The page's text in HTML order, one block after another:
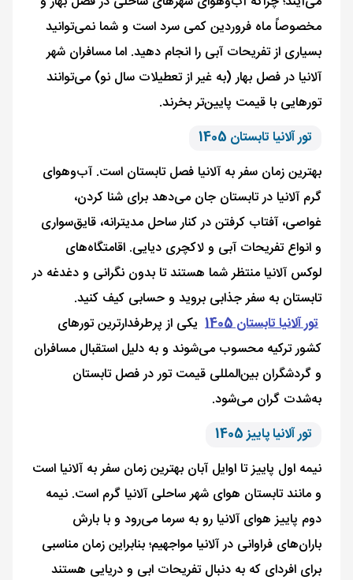
مخصوصاً ماه فروردین کمی سرد است و شما نمی‌توانید
بسیاری از تفریحات آبی را انجام دهید. اما مسافران شهر
آلانیا در فصل بهار (به غیر از تعطیلات سال نو) می‌توانند
تورهایی با قیمت پایین‌تر بخرند.
تور آلانیا تابستان 1405
بهترین زمان سفر به آلانیا فصل تابستان است. آب‌وهوای
گرم آلانیا در تابستان جان می‌دهد برای شنا کردن،
غواصی، آفتاب کرفتن در کنار ساحل مدیترانه، قایق‌سواری
و انواع تفریحات آبی و لاکچری دیایی. اقامتگاه‌های
لوکس آلانیا منتظر شما هستند تا بدون نگرانی و دغدغه در
تابستان به سفر جذابی بروید و حسابی کیف کنید.
تور آلانیا تابستان 1405
یکی از پرطرفدارترین تورهای
کشور ترکیه محسوب می‌شوند و به دلیل استقبال مسافران
و گردشگران بین‌المللی قیمت تور در فصل تابستان
به‌شدت گران می‌شود.
تور آلانیا پاییز 1405
نیمه اول پاییز تا اوایل آبان بهترین زمان سفر به آلانیا است
و مانند تابستان هوای شهر ساحلی آلانیا گرم است. نیمه
دوم پاییز هوای آلانیا رو به سرما می‌رود و با بارش
باران‌های فراوانی در آلانیا مواجهیم؛ بنابراین زمان مناسبی
برای افردای که به دنبال تفریحات ابی و دریایی هستند